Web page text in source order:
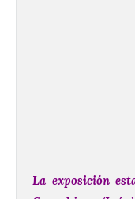
La exposición